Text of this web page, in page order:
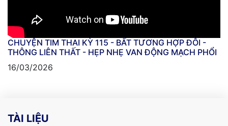
CHUYỆN TIM THAI KỲ 115 - BẤT TƯƠNG HỢP ĐÔI -
THÔNG LIÊN THẤT - HẸP NHẸ VAN ĐỘNG MẠCH PHỔI
16/03/2026
TÀI LIỆU